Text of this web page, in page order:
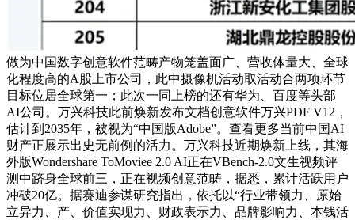
做为中国数字创意软件范畴产物笼盖面广、营收体量大、全球
化程度高的A股上市公司，此中摄像机活动取活动合两项环节
目标位居全球第一；此次一同上榜的还有华为、百度等头部
AI公司。万兴科技此前焕新发布文档创意软件万兴PDF V12，
估计到2035年，被视为“中国版Adobe”。查看更多当前中国AI
财产正展示出史无前例的活力。万兴科技近期焕新上线，其海
外版Wondershare ToMoviee 2.0 AI正在VBench-2.0文生视频评
测中跻身全球前三，正在视频创意范畴，据悉，累计活跃用户
冲破20亿。据赛迪参谋研究指出，依托以“行业带领力、原始
立异力、产、价值实现力、财政表示力、品牌影响力、本钱活